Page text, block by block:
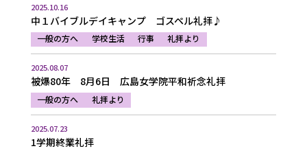
2025.10.16
中１バイブルデイキャンプ ゴスペル礼拝♪
一般の方へ 学校生活 行事 礼拝より
2025.08.07
被爆80年 8月6日 広島女学院平和祈念礼拝
一般の方へ 礼拝より
2025.07.23
1学期終業礼拝